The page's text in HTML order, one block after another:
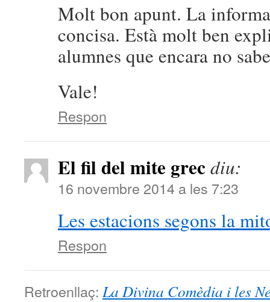
Molt bon apunt. La
concisa. Està molt ben
alumnes que encara no
Vale!
Respon
El fil del mite grecdiu:
16 novembre 2014 a les 7:23
Les estacions segons la
Respon
Retroenllaç: La Divina Comèdia i les